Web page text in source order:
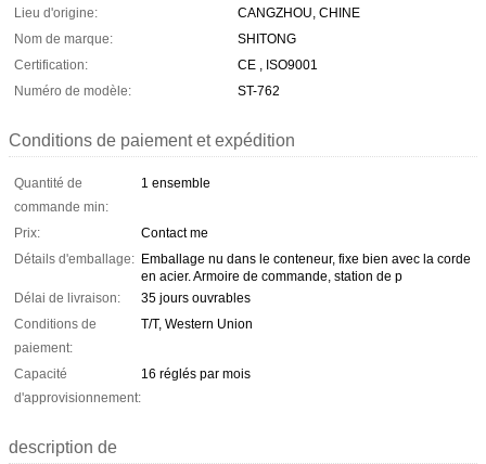
Lieu d'origine:
CANGZHOU, CHINE
Nom de marque:
SHITONG
Certification:
CE , ISO9001
Numéro de modèle:
ST-762
Conditions de paiement et expédition
Quantité de
commande min:
1 ensemble
Prix:
Contact me
Détails d'emballage: Emballage nu dans le conteneur, fixe bien avec la corde
en acier. Armoire de commande, station de p
Délai de livraison:
35 jours ouvrables
Conditions de
paiement:
T/T, Western Union
Capacité
d'approvisionnement:
16 réglés par mois
description de